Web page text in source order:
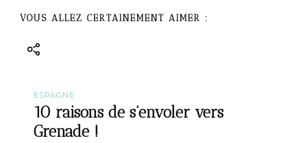
a
t
VOUS ALLEZ CERTAINEMENT AIMER :
ESPAGNE
10 raisons de s’envoler vers
Grenade !